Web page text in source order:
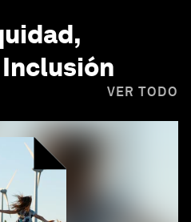
VER TODO